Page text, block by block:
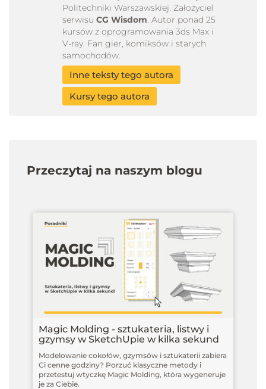
Politechniki Warszawskiej. Założyciel
serwisu CG Wisdom. Autor ponad 25
kursów z oprogramowania 3ds Max i
V-ray. Fan gier, komiksów i starych
samochodów.
Inne teksty tego autora
Kursy tego autora
Przeczytaj na naszym blogu
Magic Molding - sztukateria, listwy i
gzymsy w SketchUpie w kilka sekund
Modelowanie cokołów, gzymsów i sztukaterii zabiera
Ci cenne godziny? Porzuć klasyczne metody i
przetestuj wtyczkę Magic Molding, która wygeneruje
je za Ciebie.